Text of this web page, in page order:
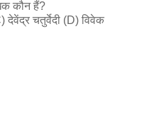
कौन हैं?
चतुर्वेदी (D) विवेक